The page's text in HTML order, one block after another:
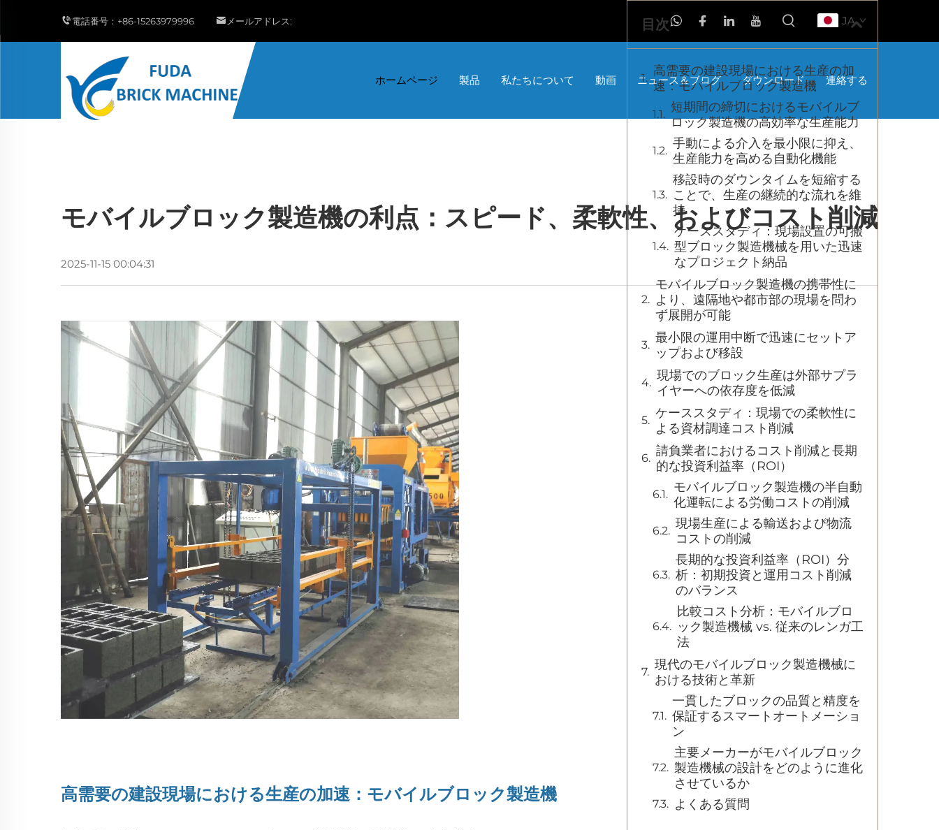
電話番号： +86-15263979996 メールアドレス: JA
ホームページ 製品 私たちについて 動画 ニュース＆ブログ ダウンロード 連絡する
モバイルブロック製造機の利点：スピード、柔軟性、およびコスト削減
2025-11-15 00:04:31
高需要の建設現場における生産の加速：モバイルブロック製造機
目次
高需要の建設現場における生産の加
速：モバイルブロック製造機
短期間の締切におけるモバイルブ
ロック製造機の高効率な生産能力
手動による介入を最小限に抑え、
生産能力を高める自動化機能
移設時のダウンタイムを短縮する
ことで、生産の継続的な流れを維
持
ケーススタディ：現場設置の可搬
型ブロック製造機械を用いた迅速
なプロジェクト納品
モバイルブロック製造機の携帯性に
より、遠隔地や都市部の現場を問わ
ず展開が可能
最小限の運用中断で迅速にセットア
ップおよび移設
現場でのブロック生産は外部サプラ
イヤーへの依存度を低減
ケーススタディ：現場での柔軟性に
よる資材調達コスト削減
請負業者におけるコスト削減と長期
的な投資利益率（ROI）
モバイルブロック製造機の半自動
化運転による労働コストの削減
現場生産による輸送および物流
コストの削減
長期的な投資利益率（ROI）分
析：初期投資と運用コスト削減
のバランス
比較コスト分析：モバイルブロ
ック製造機械 vs. 従来のレンガ工
法
現代のモバイルブロック製造機械に
おける技術と革新
一貫したブロックの品質と精度を
保証するスマートオートメーショ
ン
主要メーカーがモバイルブロック
製造機械の設計をどのように進化
させているか
よくある質問